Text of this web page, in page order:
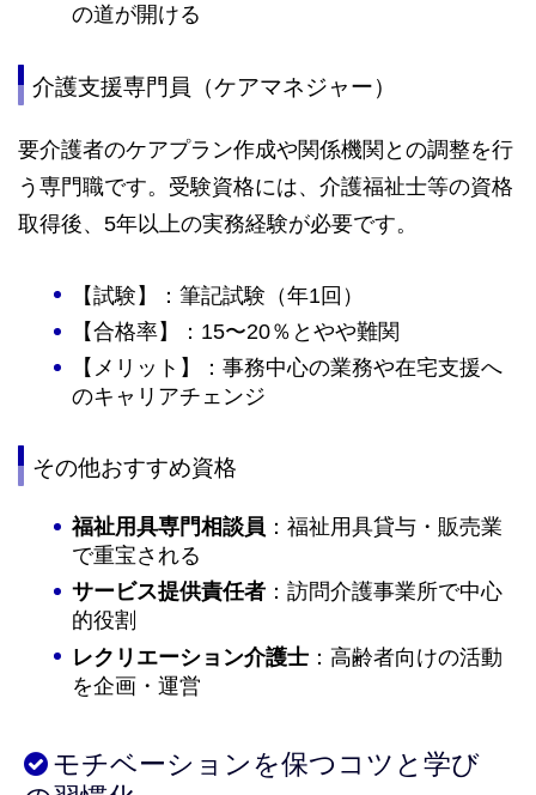
の道が開ける
介護支援専門員（ケアマネジャー）
要介護者のケアプラン作成や関係機関との調整を行
う専門職です。受験資格には、介護福祉士等の資格
取得後、5年以上の実務経験が必要です。
【試験】：筆記試験（年1回）
【合格率】：15〜20％とやや難関
【メリット】：事務中心の業務や在宅支援へ
のキャリアチェンジ
その他おすすめ資格
福祉用具専門相談員 ：福祉用具貸与・販売業
で重宝される
サービス提供責任者 ：訪問介護事業所で中心
的役割
レクリエーション介護士 ：高齢者向けの活動
を企画・運営
モチベーションを保つコツと学び